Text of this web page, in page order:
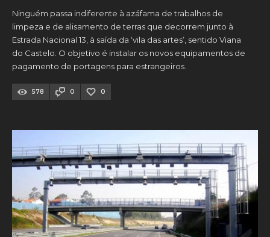
Ninguém passa indiferente à azáfama de trabalhos de
limpeza e de alisamento de terras que decorrem junto à
Estrada Nacional 13, à saída da ‘vila das artes’, sentido Viana
do Castelo. O objetivo é instalar os novos equipamentos de
pagamento de portagens para estrangeiros.
578 0 0